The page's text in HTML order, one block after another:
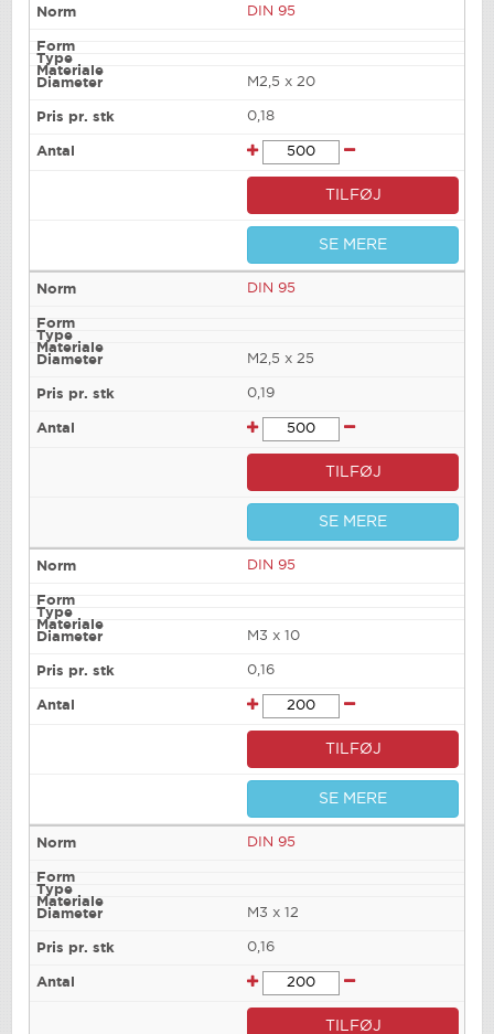
DIN 95
M2,5 x 20
0,18
TILFØJ
SE MERE
DIN 95
M2,5 x 25
0,19
TILFØJ
SE MERE
DIN 95
M3 x 10
0,16
TILFØJ
SE MERE
DIN 95
M3 x 12
0,16
TILFØJ